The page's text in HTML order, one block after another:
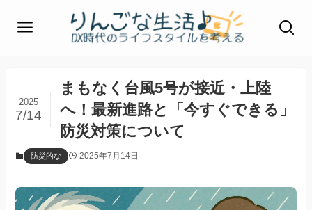
まもなく台風5号が接近・上陸
へ！最新進路と「今すぐできる」
防災対策について
2025
7/14
防災的な 2025年7月14日